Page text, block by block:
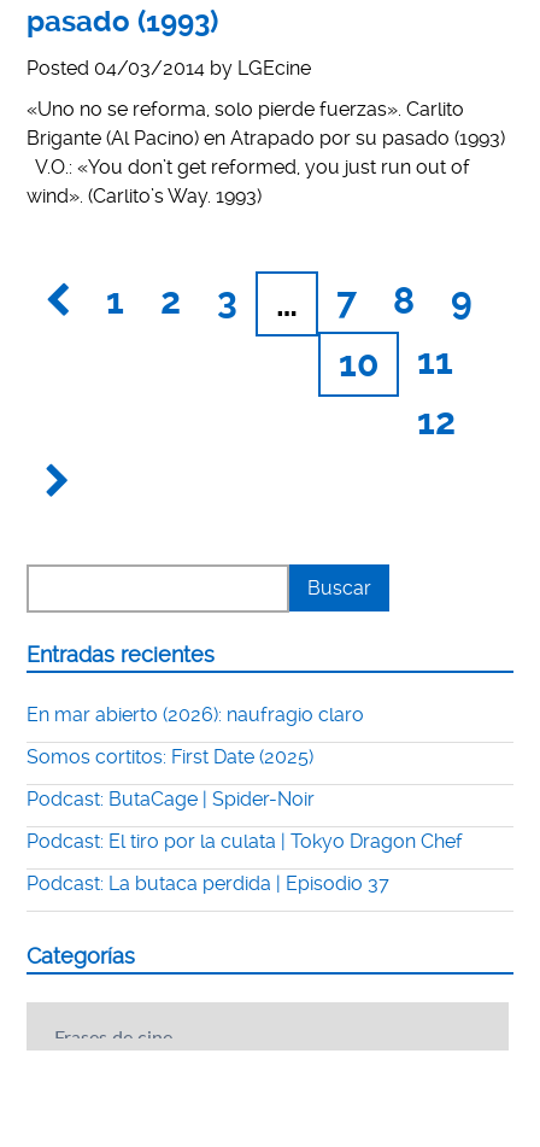
pasado (1993)
Posted 04/03/2014 by LGEcine
«Uno no se reforma, solo pierde fuerzas». Carlito
Brigante (Al Pacino) en Atrapado por su pasado (1993)
V.O.: «You don’t get reformed, you just run out of
wind». (Carlito’s Way. 1993)
1 2 3 … 7 8
9
10
11
12
Entradas recientes
En mar abierto (2026): naufragio claro
Somos cortitos: First Date (2025)
Podcast: ButaCage | Spider-Noir
Podcast: El tiro por la culata | Tokyo Dragon Chef
Podcast: La butaca perdida | Episodio 37
Categorías